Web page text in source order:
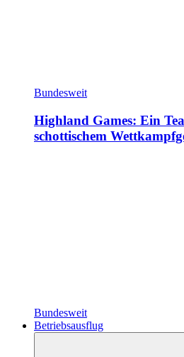
Bundesweit
Highland Games: Ein
schottischem
Bundesweit
Betriebsausflug